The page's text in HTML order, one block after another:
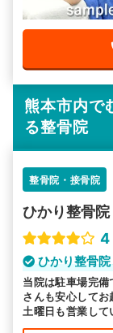
熊本市内で
る整骨院
整骨院・接骨院
ひかり整骨
4
ひかり整骨
当院は駐車場完
さんも安心してお
土曜日も営業して
お任せください。